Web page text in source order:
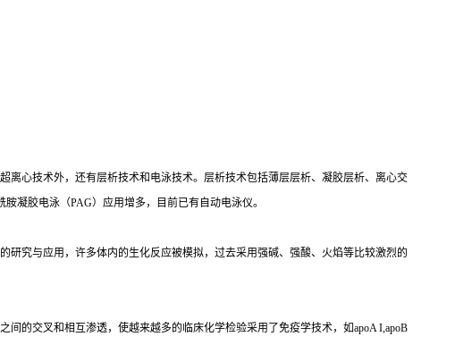
心技术外，还有层析技术和电泳技术。层析技术包括薄层层析、凝胶层析、离心交
凝胶电泳（PAG）应用增多，目前已有自动电泳仪。
究与应用，许多体内的生化反应被模拟，过去采用强碱、强酸、火焰等比较激烈的
的交叉和相互渗透，使越来越多的临床化学检验采用了免疫学技术，如apoA I,apoB